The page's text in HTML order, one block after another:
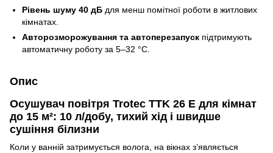
Рівень шуму 40 дБ для менш помітної роботи в житлових
кімнатах.
Авторозморожування та автоперезапуск підтримують
автоматичну роботу за 5–32 °C.
Опис
Осушувач повітря Trotec TTK 26 E для кімнат
до 15 м²: 10 л/добу, тихий хід і швидше
сушіння білизни
Коли у ванній затримується волога, на вікнах з’являється